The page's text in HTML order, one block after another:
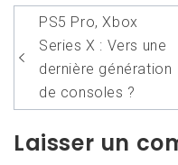
Navigation
de
l’article
PS5 Pro, Xbox
Series X : Vers une
dernière génération
de consoles ?
Laisser un